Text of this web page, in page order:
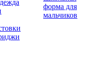
форма для
мальчиков